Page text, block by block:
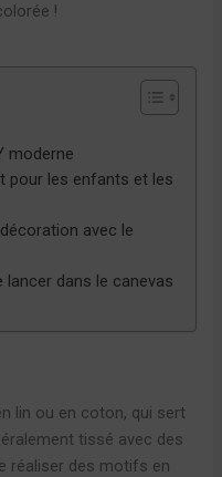
!
moderne
pour les enfants et les
avec le
dans le canevas
lin ou en coton, qui sert
tissé avec des
réaliser des motifs en